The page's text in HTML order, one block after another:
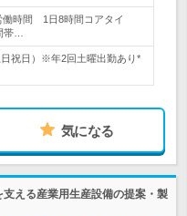
働時間 1日8時間コアタイ
…
祝日）※年2回土曜出勤あり*
気になる
える産業用生産設備の提案・製